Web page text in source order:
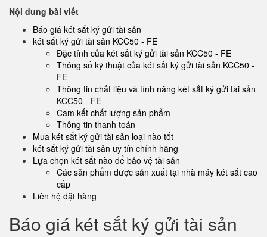
Nội dung bài viết
Báo giá két sắt ký gửi tài sản
két sắt ký gửi tài sản KCC50 - FE
Đặc tính của két sắt ký gửi tài sản KCC50 - FE
Thông số kỹ thuật của két sắt ký gửi tài sản KCC50 -
FE
Thông tin chất liệu và tính năng két sắt ký gửi tài sản
KCC50 - FE
Cam kết chất lượng sản phẩm
Thông tin thanh toán
Mua két sắt ký gửi tài sản loại nào tốt
két sắt ký gửi tài sản uy tín chính hãng
Lựa chọn két sắt nào để bảo vệ tài sản
Các sản phẩm được sản xuất tại nhà máy két sắt cao
cấp
Liên hệ đặt hàng
Báo giá két sắt ký gửi tài sản